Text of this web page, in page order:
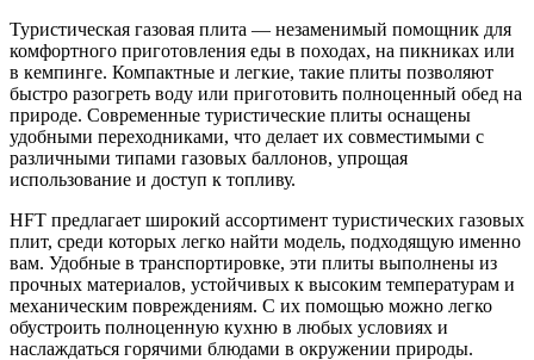
Туристическая газовая плита — незаменимый помощник для
комфортного приготовления еды в походах, на пикниках или
в кемпинге. Компактные и легкие, такие плиты позволяют
быстро разогреть воду или приготовить полноценный обед на
природе. Современные туристические плиты оснащены
удобными переходниками, что делает их совместимыми с
различными типами газовых баллонов, упрощая
использование и доступ к топливу.
HFT предлагает широкий ассортимент туристических газовых
плит, среди которых легко найти модель, подходящую именно
вам. Удобные в транспортировке, эти плиты выполнены из
прочных материалов, устойчивых к высоким температурам и
механическим повреждениям. С их помощью можно легко
обустроить полноценную кухню в любых условиях и
наслаждаться горячими блюдами в окружении природы.